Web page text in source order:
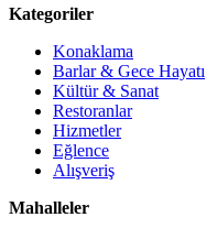
Kategoriler
Konaklama
Barlar & Gece Hayatı
Kültür & Sanat
Restoranlar
Hizmetler
Eğlence
Alışveriş
Mahalleler